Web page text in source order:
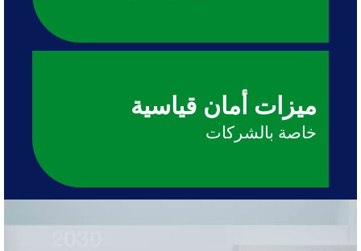
ميزات أمان قياسية
خاصة بالشركات